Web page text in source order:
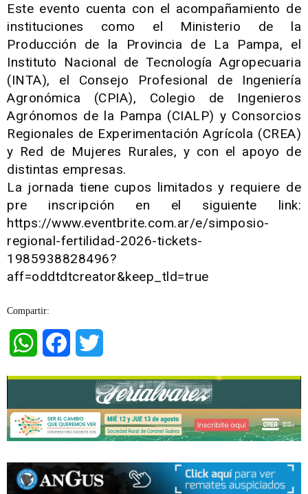
Este evento cuenta con el acompañamiento de
instituciones como el Ministerio de la
Producción de la Provincia de La Pampa, el
Instituto Nacional de Tecnología Agropecuaria
(INTA), el Consejo Profesional de Ingeniería
Agronómica (CPIA), Colegio de Ingenieros
Agrónomos de la Pampa (CIALP) y Consorcios
Regionales de Experimentación Agrícola (CREA)
y Red de Mujeres Rurales, y con el apoyo de
distintas empresas.
La jornada tiene cupos limitados y requiere de
pre inscripción en el siguiente link:
https://www.eventbrite.com.ar/e/simposio-
regional-fertilidad-2026-tickets-
1985938828496?
aff=oddtdtcreator&keep_tld=true
Compartir:
WhatsAppFacebook